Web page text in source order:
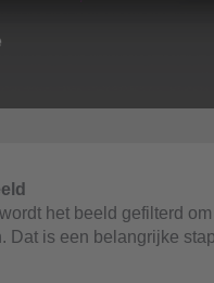
het beeld gefilterd
Dat is een belangrijke